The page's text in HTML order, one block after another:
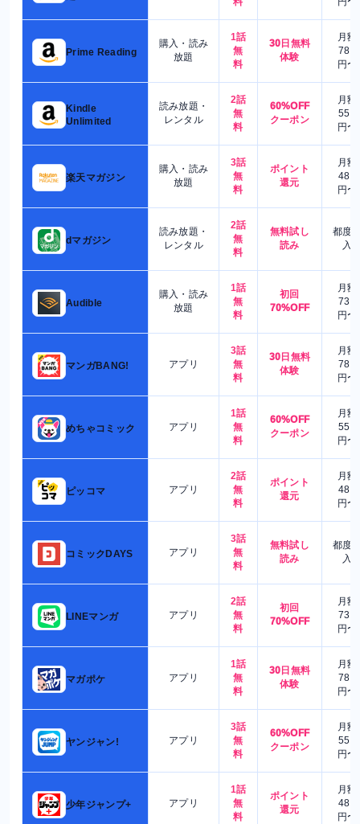
Prime Reading
購入・読み
放題
1話
無
料
30日無料
体験
月額
780
円〜
Kindle
Unlimited
読み放題・
レンタル
2話
無
料
60%OFF
クーポン
月額
550
円〜
楽天マガジン
購入・読み
放題
3話
無
料
ポイント
還元
月額
480
円〜
dマガジン
読み放題・
レンタル
2話
無
料
無料試し
読み
都度
入
Audible
購入・読み
放題
1話
無
料
初回
70%OFF
月額
730
円〜
マンガBANG! アプリ
3話
無
料
30日無料
体験
月額
780
円〜
めちゃコミック アプリ
1話
無
料
60%OFF
クーポン
月額
550
円〜
ピッコマ アプリ
2話
無
料
ポイント
還元
月額
480
円〜
コミックDAYS アプリ
3話
無
料
無料試し
読み
都度
入
LINEマンガ アプリ
2話
無
料
初回
70%OFF
月額
730
円〜
マガポケ アプリ
1話
無
料
30日無料
体験
月額
780
円〜
ヤンジャン! アプリ
3話
無
料
60%OFF
クーポン
月額
550
円〜
少年ジャンプ+ アプリ
1話
無
料
ポイント
還元
月額
480
円〜